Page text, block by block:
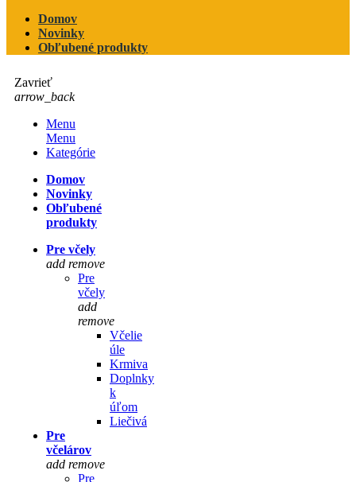
Domov
Novinky
Obľubené produkty
Zavrieť
arrow_back
Menu
Menu
Kategórie
Domov
Novinky
Obľubené
produkty
Pre včely
add remove
Pre
včely
add
remove
Včelie
úle
Krmiva
Doplnky
k
úľom
Liečivá
Pre
včelárov
add remove
Pre